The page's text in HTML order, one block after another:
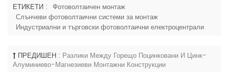
ЕТИКЕТИ : Фотоволтаичен монтаж
Слънчеви фотоволтаични системи за монтаж
Индустриални и търговски фотоволтаични електроцентрали
ПРЕДИШЕН : Разлики Между Горещо Поцинковани И Цинк-
Алуминиево-Магнезиеви Монтажни Конструкции